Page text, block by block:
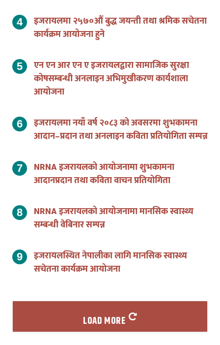
कार्यक्रम आयोजना हुने
कोषसम्बन्धी अनलाइन अभिमुखीकरण कार्यशाला
आयोजना
आदान–प्रदान तथा अनलाइन कविता प्रतियोगिता सम्पन्न
आदानप्रदान तथा कविता वाचन प्रतियोगिता
सम्बन्धी वेबिनार सम्पन्न
सचेतना कार्यक्रम आयोजना